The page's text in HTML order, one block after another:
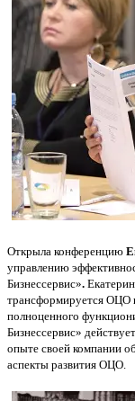
Открыла конференцию
управлению
Бизнессервис».
трансформируется ОЦО
полноценного
Бизнессервис»
опыте своей компании
аспекты развития ОЦО.